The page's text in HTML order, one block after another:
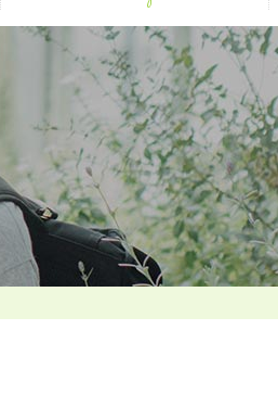
ペットシッティングコース